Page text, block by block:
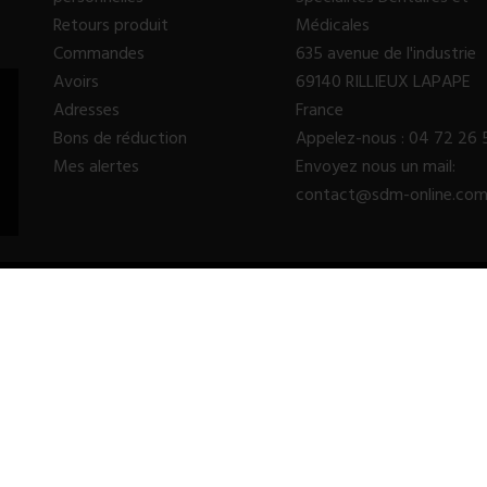
Retours produit
Commandes
Avoirs
Adresses
Bons de réduction
Mes alertes
Médicales
635 avenue de l'industrie
69140 RILLIEUX LAPAPE
France
Appelez-nous : 04 72 26
Envoyez nous un mail:
contact@sdm-online.com